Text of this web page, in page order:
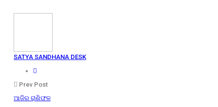
SATYA SANDHANA DESK
Prev Post
ଆଜିର ରାଶିଫଳ